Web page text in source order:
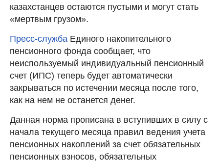
казахстанцев остаются пустыми и могут стать
«мертвым грузом».
Пресс-служба Единого накопительного
пенсионного фонда сообщает, что
неиспользуемый индивидуальный пенсионный
счет (ИПС) теперь будет автоматически
закрываться по истечении месяца после того,
как на нем не останется денег.
Данная норма прописана в вступивших в силу с
начала текущего месяца правил ведения учета
пенсионных накоплений за счет обязательных
пенсионных взносов, обязательных